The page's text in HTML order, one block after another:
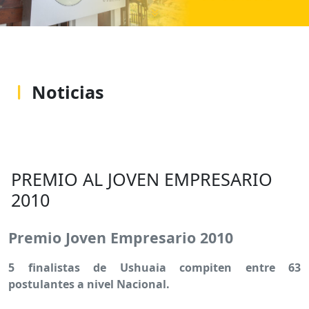
Noticias
PREMIO AL JOVEN EMPRESARIO
2010
Premio Joven Empresario 2010
5 finalistas de Ushuaia compiten entre 63
postulantes a nivel Nacional.